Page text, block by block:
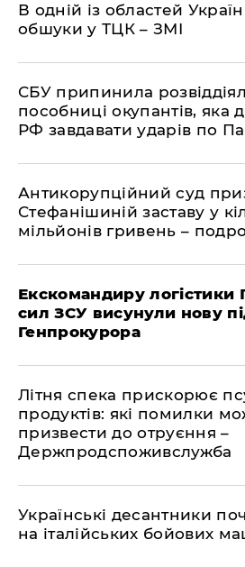
В одній із областей
обшуки у ТЦК – ЗМІ
СБУ припинила
пособниці окупантів, яка
РФ завдавати ударів по
Антикорупційний суд
Стефанішиній заставу у
мільйонів гривень –
Екскомандиру логістики
сил ЗСУ висунули нову
Генпрокурора
Літня спека прискорює
продуктів: які помилки
призвести до отруєння –
Держпродспоживслужба
Українські десантники
на італійських бойових